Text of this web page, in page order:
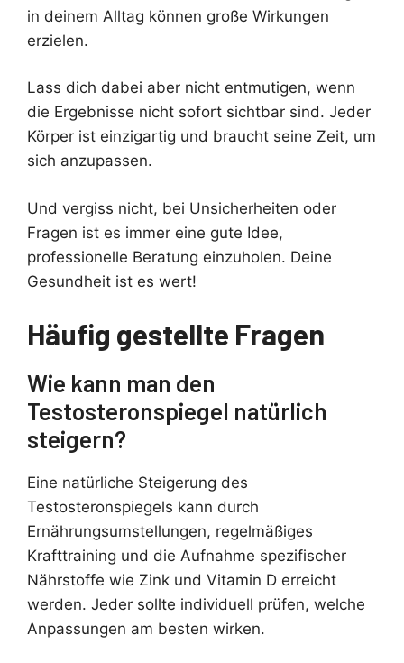
in deinem Alltag können große Wirkungen
erzielen.
Lass dich dabei aber nicht entmutigen, wenn
die Ergebnisse nicht sofort sichtbar sind. Jeder
Körper ist einzigartig und braucht seine Zeit, um
sich anzupassen.
Und vergiss nicht, bei Unsicherheiten oder
Fragen ist es immer eine gute Idee,
professionelle Beratung einzuholen. Deine
Gesundheit ist es wert!
Häufig gestellte Fragen
Wie kann man den
Testosteronspiegel natürlich
steigern?
Eine natürliche Steigerung des
Testosteronspiegels kann durch
Ernährungsumstellungen, regelmäßiges
Krafttraining und die Aufnahme spezifischer
Nährstoffe wie Zink und Vitamin D erreicht
werden. Jeder sollte individuell prüfen, welche
Anpassungen am besten wirken.